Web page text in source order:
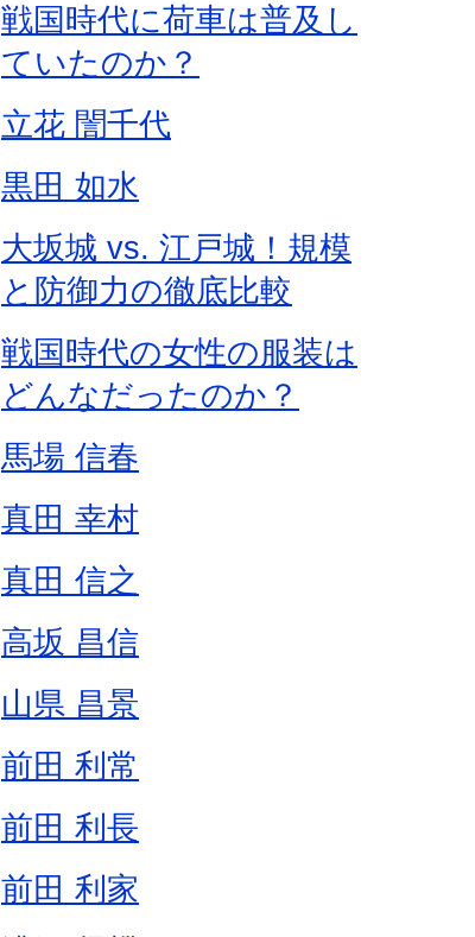
戦国時代に荷車は普及し
ていたのか？
立花 誾千代
黒田 如水
大坂城 vs. 江戸城！規模
と防御力の徹底比較
戦国時代の女性の服装は
どんなだったのか？
馬場 信春
真田 幸村
真田 信之
高坂 昌信
山県 昌景
前田 利常
前田 利長
前田 利家